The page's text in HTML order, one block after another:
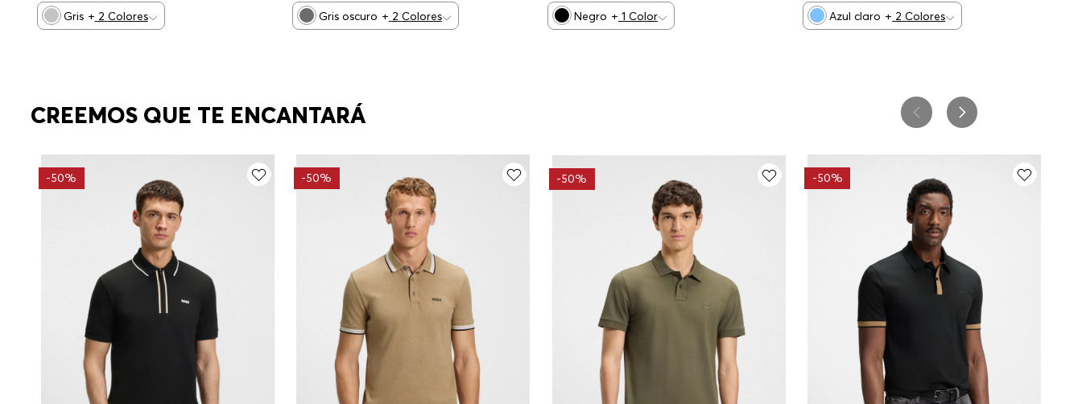
Gris + 2 Colores
Gris oscuro + 2 Colores
Negro + 1 Color
Azul claro + 2 Colores
CREEMOS QUE TE ENCANTARÁ
-50% -50% -50% -50%